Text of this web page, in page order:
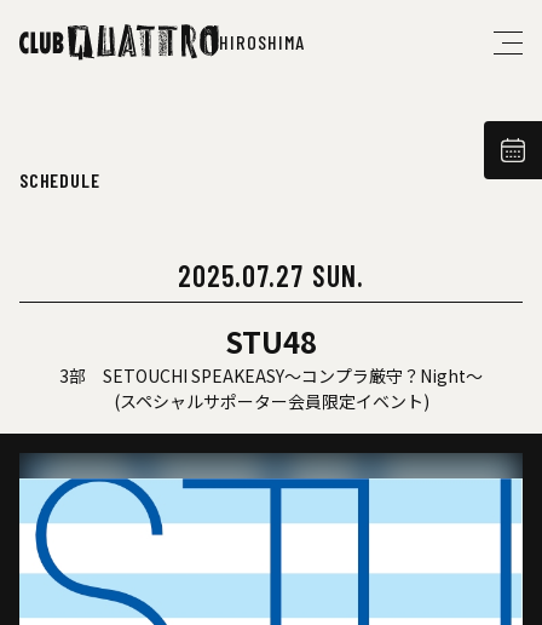
HIROSHIMA
SCHEDULE
2025.07.27 SUN.
STU48
3部 SETOUCHI SPEAKEASY〜コンプラ厳守？Night〜
(スペシャルサポーター会員限定イベント)